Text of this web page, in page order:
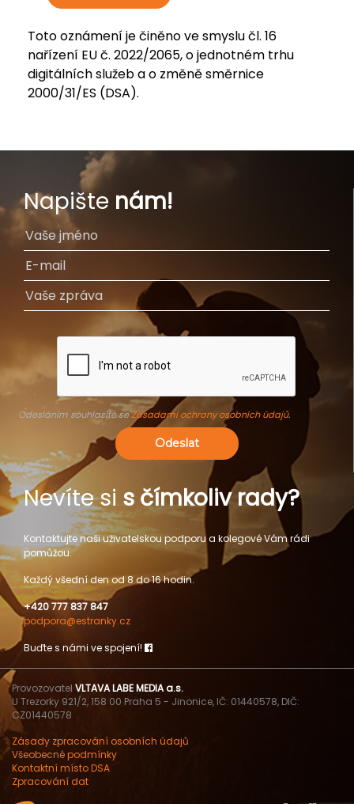
Toto oznámení je činěno ve smyslu čl. 16
nařízení EU č. 2022/2065, o jednotném trhu
digitálních služeb a o změně směrnice
2000/31/ES (DSA).
Napište nám!
Odesláním souhlasíte seZásadami ochrany osobních údajů.
Odeslat
Nevíte si s čímkoliv rady?
Kontaktujte naši uživatelskou podporu a kolegové Vám rádi
pomůžou.
Každý všední den od 8 do 16 hodin.
+420 777 837 847
podpora@estranky.cz
Buďte s námi ve spojení!
Provozovatel VLTAVA LABE MEDIA a.s.
U Trezorky 921/2, 158 00 Praha 5 - Jinonice, IČ: 01440578, DIČ:
CZ01440578
Zásady zpracování osobních údajů
Všeobecné podmínky
Kontaktní místo DSA
Zpracování dat